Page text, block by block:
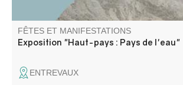
FÊTES ET MANIFESTATIONS
Exposition "Haut-pays : Pays de l'eau"
ENTREVAUX